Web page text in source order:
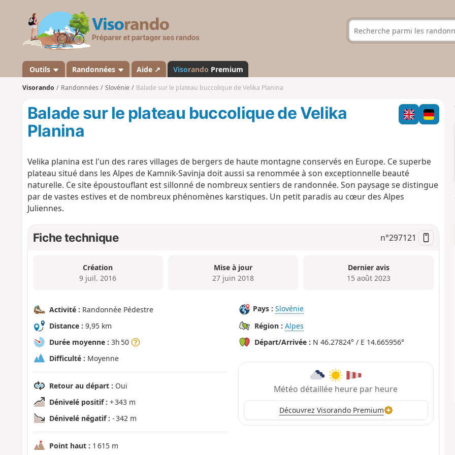
s
a
n
d
Outils Randonnées Aide ↗ Visorando Premium
Visorando Randonnées Slovénie Balade sur le plateau buccolique de Velika Planina
Balade sur le plateau buccolique de Velika
Planina
Velika planina est l'un des rares villages de bergers de haute montagne conservés en Europe. Ce superbe
plateau situé dans les Alpes de Kamnik-Savinja doit aussi sa renommée à son exceptionnelle beauté
naturelle. Ce site époustouflant est sillonné de nombreux sentiers de randonnée. Son paysage se distingue
par de vastes estives et de nombreux phénomènes karstiques. Un petit paradis au cœur des Alpes
Juliennes.
Fiche technique n°297121
Création
9 juil. 2016
Mise à jour
27 juin 2018
Dernier avis
15 août 2023
Activité : Randonnée Pédestre
Distance : 9,95 km
Durée moyenne : 3h 50
Difficulté : Moyenne
Retour au départ : Oui
Dénivelé positif : + 343 m
Dénivelé négatif : - 342 m
Point haut : 1 615 m
Pays : Slovénie
Région : Alpes
Départ/Arrivée : N 46.27824° / E 14.665956°
Météo détaillée heure par heure
Découvrez Visorando Premium